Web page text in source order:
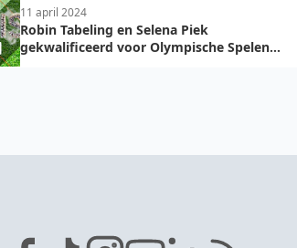
11 april 2024
Robin Tabeling en Selena Piek
gekwalificeerd voor Olympische Spelen